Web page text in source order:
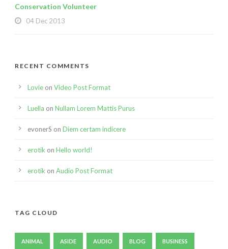
Conservation Volunteer
04 Dec 2013
RECENT COMMENTS
Lovie on Video Post Format
Luella on Nullam Lorem Mattis Purus
evonerS on Diem certam indicere
erotik on Hello world!
erotik on Audio Post Format
TAG CLOUD
ANIMAL ASIDE AUDIO BLOG BUSINESS